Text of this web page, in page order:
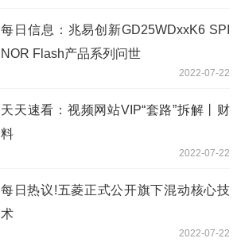
每日信息：兆易创新GD25WDxxK6 SPI
NOR Flash产品系列问世
2022-07-22
天天速看：视频网站VIP“套路”拆解丨财
料
2022-07-22
每日热议!五菱正式公开旗下混动核心技
术
2022-07-22